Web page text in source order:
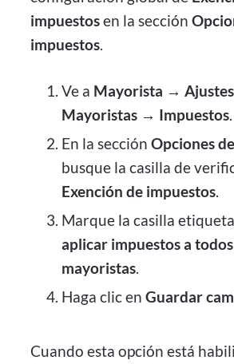
impuestosen la sección
impuestos
Ve a Mayorista →
Mayoristas → Impuestos.
En la sección Opciones
busque la casilla de
Exención de impuestos.
Marque la casilla
aplicar impuestos a
mayoristas.
Haga clic en Guardar
Cuando esta opción está